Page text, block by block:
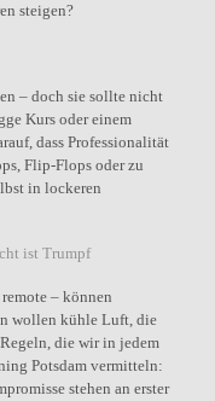
steigen?
– doch sie sollte nicht
Kurs oder einem
dass Professionalität
Flip-Flops oder zu
in lockeren
ist Trumpf
– können
wollen kühle Luft, die
die wir in jedem
Potsdam vermitteln:
stehen an erster